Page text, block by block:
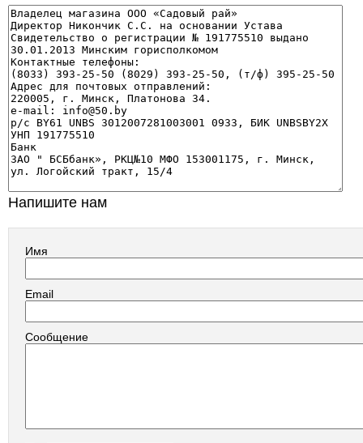
Напишите нам
Имя
Email
Сообщение